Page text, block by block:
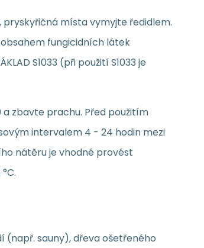
pryskyřičná místa vymyjte ředidlem.
fungicidních látek
S1033 (při použití S1033 je
zbavte prachu. Před použitím
intervalem 4 - 24 hodin mezi
nátěru je vhodné provést
sauny), dřeva ošetřeného